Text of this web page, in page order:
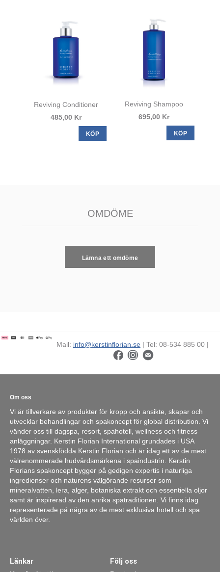
Reviving Conditioner
485,00 Kr
KÖP
Reviving Shampoo
695,00 Kr
KÖP
OMDÖME
Lämna ett omdöme
Mail: info@kerstinflorian.se | Tel: 08-534 885 00 |
Om oss
Vi är tillverkare av produkter för kropp och ansikte, skapar och
utvecklar behandlingar och spakoncept för global distribution. Vi
vänder oss till dagspa, resort, spahotell, wellness och fitness
anläggningar. Kerstin Florian International grundades i USA
1978 av svenskfödda Kerstin Florian och är idag ett av de mest
välrenommerade hudvårdsmärkena i spaindustrin. Kerstin
Florians spakoncept bygger på gedigen expertis i naturliga
ingredienser och naturens välgörande resurser som
mineralvatten, lera, alger, botaniska extrakt och essentiella oljor
samt är inspirerad av den anrika spatraditionen. Vi finns idag
representerade på några av de mest exklusiva hotell och spa
världen över.
Länkar Följ oss